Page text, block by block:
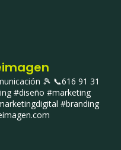
🎾 📞616 91 31
#diseño #marketing
#branding